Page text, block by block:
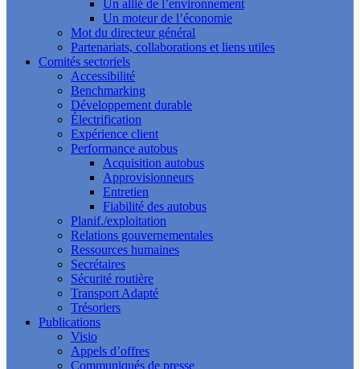
Un allié de l’environnement
Un moteur de l’économie
Mot du directeur général
Partenariats, collaborations et liens utiles
Comités sectoriels
Accessibilité
Benchmarking
Développement durable
Électrification
Expérience client
Performance autobus
Acquisition autobus
Approvisionneurs
Entretien
Fiabilité des autobus
Planif./exploitation
Relations gouvernementales
Ressources humaines
Secrétaires
Sécurité routière
Transport Adapté
Trésoriers
Publications
Visio
Appels d’offres
Communiqués de presse